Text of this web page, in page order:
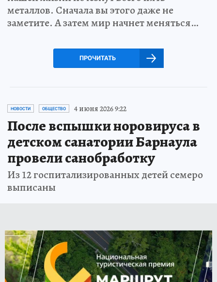
металлов. Сначала вы этого даже не
заметите. А затем мир начнет меняться…
ПРОЧИТАТЬ
НОВОСТИ ОБЩЕСТВО 4 июня 2026 9:22
После вспышки норовируса в
детском санатории Барнаула
провели санобработку
Из 12 госпитализированных детей семеро
выписаны